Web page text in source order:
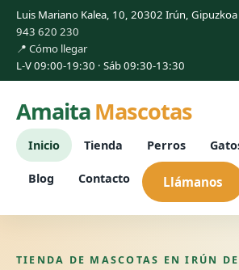
Luis Mariano Kalea, 10, 20302 Irún, Gipuzkoa
943 620 230
📍 Cómo llegar
L-V 09:00-19:30 · Sáb 09:30-13:30
AmaitaMascotas
Inicio Tienda Perros
Blog Contacto Llámanos
TIENDA DE MASCOTAS EN IRÚN